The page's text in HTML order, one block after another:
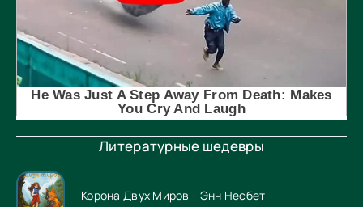
Литературные шедевры
Корона Двух Миров - Энн Несбет